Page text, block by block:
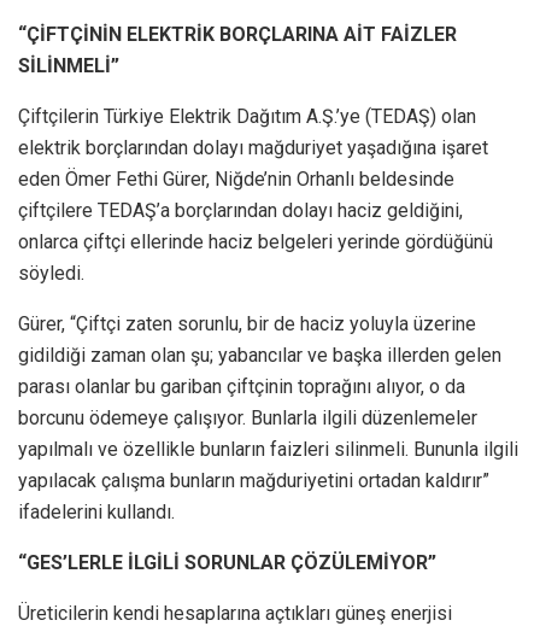
“ÇİFTÇİNİN ELEKTRİK BORÇLARINA AİT FAİZLER
SİLİNMELİ”
Çiftçilerin Türkiye Elektrik Dağıtım A.Ş.’ye (TEDAŞ) olan
elektrik borçlarından dolayı mağduriyet yaşadığına işaret
eden Ömer Fethi Gürer, Niğde’nin Orhanlı beldesinde
çiftçilere TEDAŞ’a borçlarından dolayı haciz geldiğini,
onlarca çiftçi ellerinde haciz belgeleri yerinde gördüğünü
söyledi.
Gürer, “Çiftçi zaten sorunlu, bir de haciz yoluyla üzerine
gidildiği zaman olan şu; yabancılar ve başka illerden gelen
parası olanlar bu gariban çiftçinin toprağını alıyor, o da
borcunu ödemeye çalışıyor. Bunlarla ilgili düzenlemeler
yapılmalı ve özellikle bunların faizleri silinmeli. Bununla ilgili
yapılacak çalışma bunların mağduriyetini ortadan kaldırır”
ifadelerini kullandı.
“GES’LERLE İLGİLİ SORUNLAR ÇÖZÜLEMİYOR”
Üreticilerin kendi hesaplarına açtıkları güneş enerjisi